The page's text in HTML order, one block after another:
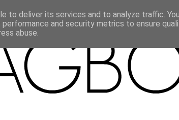
to deliver its services and to analyze traffic.
and security metrics to ensure
abuse.